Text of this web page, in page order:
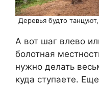
Деревья будто
А вот шаг влево
болотная
нужно делать
куда ступаете.